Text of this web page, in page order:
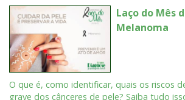
Laço do Mês
Melanoma
O que é, como identificar, quais os riscos
grave dos cânceres de pele? Saiba tudo